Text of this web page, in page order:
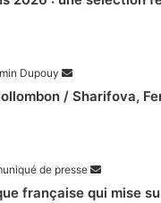
Dupouy
/ Sharifova,
de presse
française qui mise